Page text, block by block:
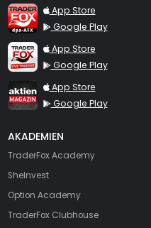
TraderFox dpa-AFX ProFeed
App Store
Google Play
TraderFox Live Trading
App Store
Google Play
TraderFox aktien Magazin
App Store
Google Play
AKADEMIEN
TraderFox Academy
SheInvest
Option Academy
TraderFox Clubhouse